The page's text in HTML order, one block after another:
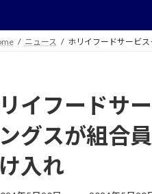
ニュース ホリイフードサービ
イフードサ
グスが組合
入れ